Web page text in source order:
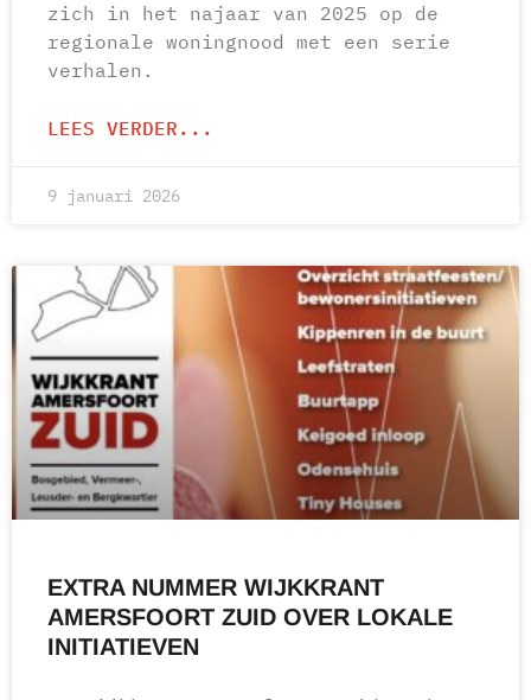
zich in het najaar van 2025 op de
regionale woningnood met een serie
verhalen.
LEES VERDER...
9 januari 2026
EXTRA NUMMER WIJKKRANT
AMERSFOORT ZUID OVER LOKALE
INITIATIEVEN